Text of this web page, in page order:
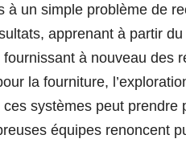
à un simple problème de
apprenant à partir
à nouveau des
la fourniture,
systèmes peut prendre
équipes renoncent